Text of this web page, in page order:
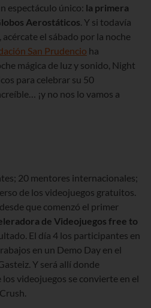
espectáculo único: la primera
Aerostáticos. Y si todavía
el sábado por la noche
San Prudencio ha
mágica de luz y sonido, Night
para celebrar su 50
¡y no nos lo vamos a
20 mentores internacionales;
de los videojuegos gratuitos.
que comenzó el primer
de Videojuegos free to
El día 4 los participantes en
en un Demo Day en el
Y será allí donde
videojuegos se convierte en el